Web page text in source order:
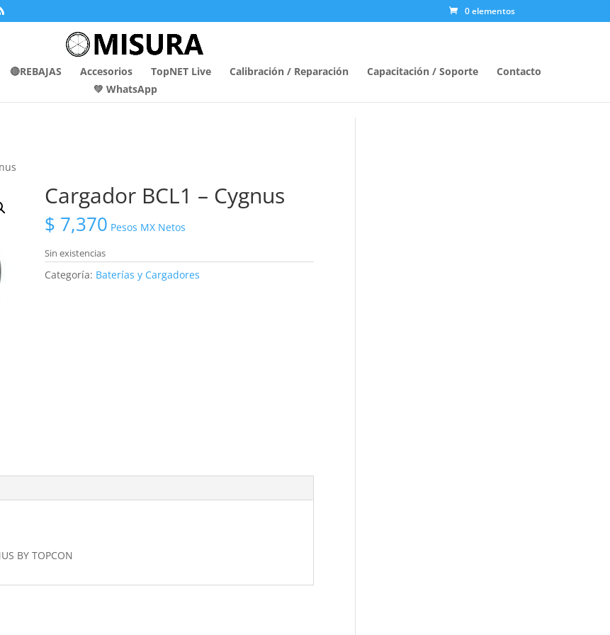
0 elementos
🔴REBAJAS Accesorios TopNET Live Calibración / Reparación Capacitación / Soporte
Contacto
💚 WhatsApp
Cargador BCL1 – Cygnus
$ 7,370 Pesos MX Netos
Sin existencias
Categoría: Baterías y Cargadores
BY TOPCON